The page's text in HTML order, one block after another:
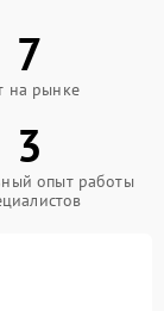
7
на рынке
3
опыт работы